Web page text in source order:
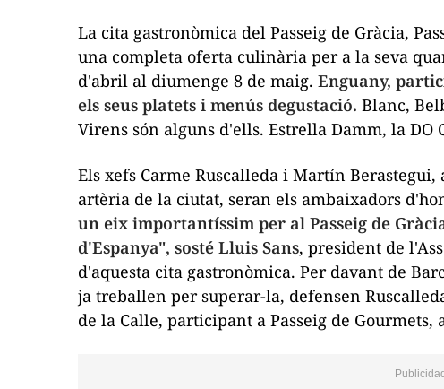
La cita gastronòmica del Passeig de Gràcia,
una completa oferta culinària per a la seva
d'abril al diumenge 8 de maig. Enguany,
els seus platets i menús degustació. Blanc,
Virens són alguns d'ells. Estrella Damm, la DO
Els xefs Carme Ruscalleda i Martín
artèria de la ciutat, seran els ambaixadors
un eix importantíssim per al Passeig de
d'Espanya", sosté Lluis Sans, president de
d'aquesta cita gastronòmica. Per davant de
ja treballen per superar-la, defensen
de la Calle, participant a Passeig de